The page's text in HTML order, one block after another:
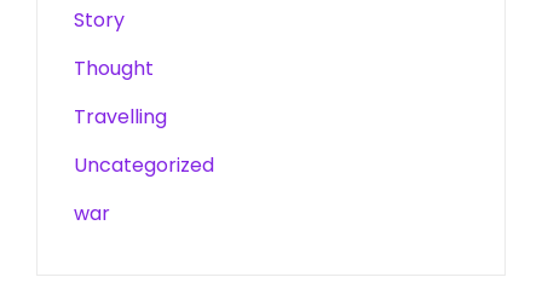
Story
Thought
Travelling
Uncategorized
war